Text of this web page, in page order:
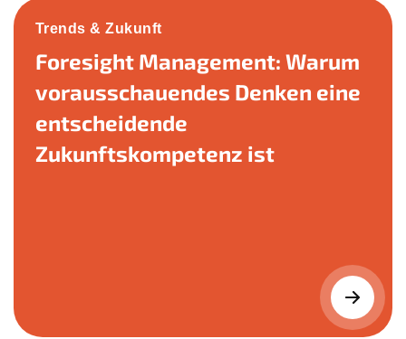
Trends & Zukunft
Foresight Management: Warum
vorausschauendes Denken eine
entscheidende
Zukunftskompetenz ist